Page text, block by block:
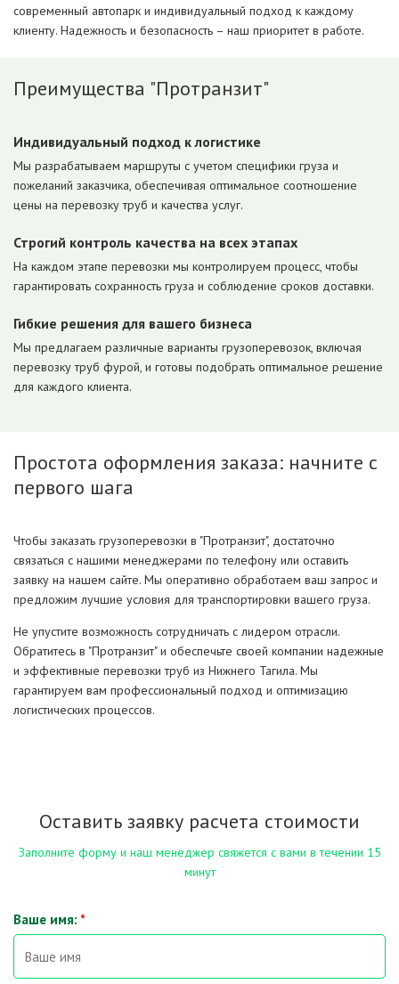
современный автопарк и индивидуальный подход к каждому
клиенту. Надежность и безопасность – наш приоритет в работе.
Преимущества "Протранзит"
Индивидуальный подход к логистике
Мы разрабатываем маршруты с учетом специфики груза и
пожеланий заказчика, обеспечивая оптимальное соотношение
цены на перевозку труб и качества услуг.
Строгий контроль качества на всех этапах
На каждом этапе перевозки мы контролируем процесс, чтобы
гарантировать сохранность груза и соблюдение сроков доставки.
Гибкие решения для вашего бизнеса
Мы предлагаем различные варианты грузоперевозок, включая
перевозку труб фурой, и готовы подобрать оптимальное решение
для каждого клиента.
Простота оформления заказа: начните с
первого шага
Чтобы заказать грузоперевозки в "Протранзит", достаточно
связаться с нашими менеджерами по телефону или оставить
заявку на нашем сайте. Мы оперативно обработаем ваш запрос и
предложим лучшие условия для транспортировки вашего груза.
Не упустите возможность сотрудничать с лидером отрасли.
Обратитесь в "Протранзит" и обеспечьте своей компании надежные
и эффективные перевозки труб из Нижнего Тагила. Мы
гарантируем вам профессиональный подход и оптимизацию
логистических процессов.
Оставить заявку расчета стоимости
Заполните форму и наш менеджер свяжется с вами в течении 15
минут
Ваше имя: *